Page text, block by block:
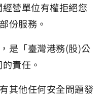
營單位有權拒絕您
份服務。
是「臺灣港務(股)公
責任。
其他任何安全問題發